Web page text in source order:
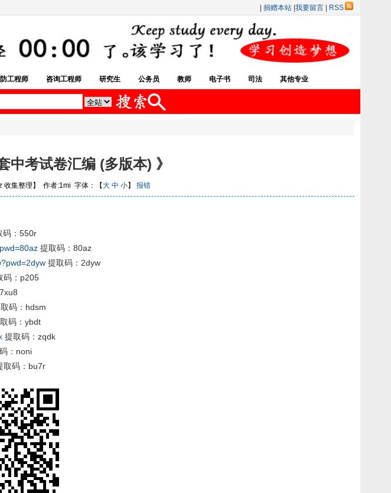
捐赠本站 我要留言 RSS
工程师 咨询工程师 研究生 公务员 教师 电子书 司法 其他专业
中考试卷汇编 (多版本) 》
收集整理】 作者:1mi 字体：【大 中 小】 报错
码：550r
提取码：80az
提取码：2dyw
码：p205
码：hdsm
码：ybdt
提取码：zqdk
：noni
取码：bu7r